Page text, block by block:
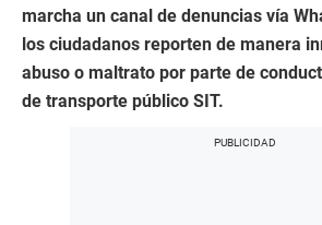
marcha un canal de denuncias vía
los ciudadanos reporten de manera
abuso o maltrato por parte de
de transporte público SIT.